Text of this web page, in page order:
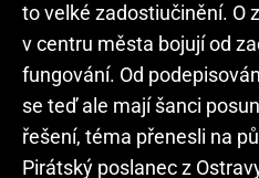
to velké zadostiučinění. O
v centru města bojují od
fungování. Od
se teď ale mají šanci
řešení, téma přenesli na
Pirátský poslanec z